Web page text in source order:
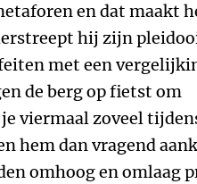
en dat maakt
hij zijn
met een
de berg op fietst om
viermaal zoveel
hem dan vragend
omhoog en omlaag